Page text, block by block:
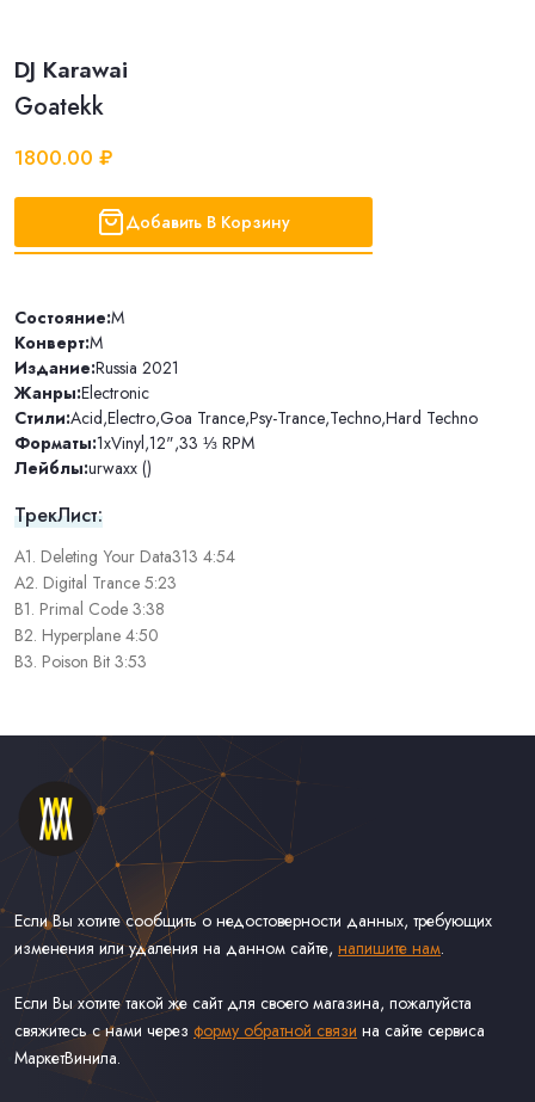
DJ Karawai
Goatekk
1800.00 ₽
Добавить В Корзину
Состояние:M
Конверт:M
Издание:Russia 2021
Жанры:Electronic
Стили:Acid,Electro,Goa Trance,Psy-Trance,Techno,Hard Techno
Форматы:1xVinyl,12",33 ⅓ RPM
Лейблы:urwaxx ()
ТрекЛист:
A1. Deleting Your Data313 4:54
A2. Digital Trance 5:23
B1. Primal Code 3:38
B2. Hyperplane 4:50
B3. Poison Bit 3:53
Если Вы хотите сообщить о недостоверности данных, требующих
изменения или удаления на данном сайте, напишите нам.
Если Вы хотите такой же сайт для своего магазина, пожалуйста
свяжитесь с нами через форму обратной связи на сайте сервиса
МаркетВинила.